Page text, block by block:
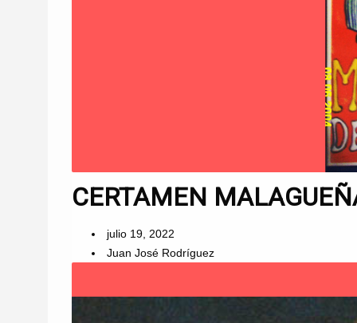
CERTAMEN
julio 19, 2022
Juan José Rodríguez